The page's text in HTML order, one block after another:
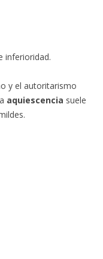
inferioridad.
y el autoritarismo
aquiescencia suele